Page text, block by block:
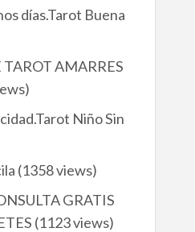
días.Tarot Buena
AMARRES
Niño Sin
(1358 views)
GRATIS
(1123 views)